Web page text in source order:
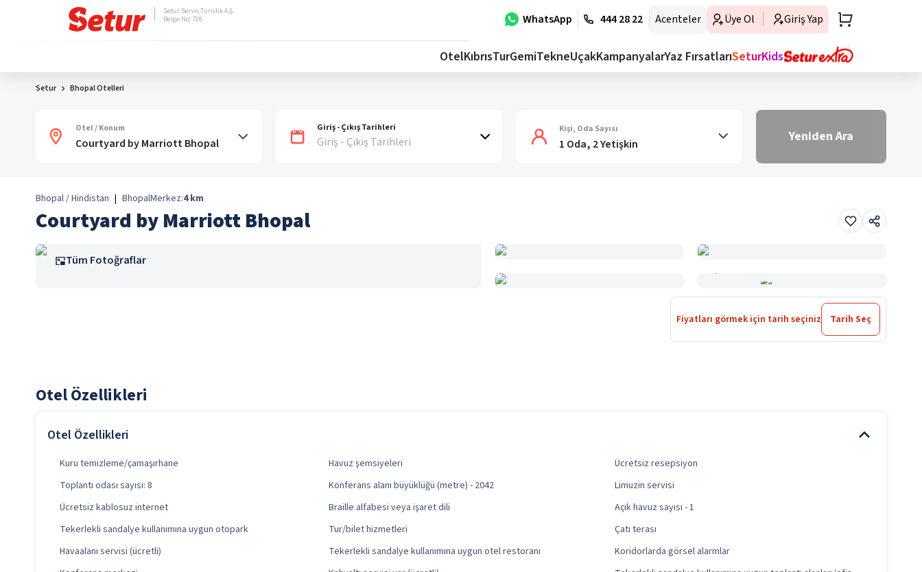
WhatsApp 444 28 22 Acenteler Üye Ol Giriş Yap
Setur Servis Turistik A.Ş.
Belge No: 728
OtelKıbrısTurGemiTekneUçakKampanyalarYaz FırsatlarıSeturKids
Setur Bhopal Otelleri
Otel / Konum Giriş - Çıkış Tarihleri
Giriş - Çıkış Tarihleri
Kişi, Oda Sayısı
1 Oda, 2 Yetişkin Yeniden Ara
Bhopal / Hindistan | BhopalMerkez:4 km
Courtyard by Marriott Bhopal
Tüm Fotoğraflar
Fiyatları görmek için tarih seçiniz Tarih Seç
Otel Özellikleri
Otel Özellikleri
Kuru temizleme/çamaşırhane Havuz şemsiyeleri
Ücretsiz resepsiyon
Toplantı odası sayısı: 8
Konferans alanı büyüklüğü (metre) - 2042
Limuzin servisi
Ücretsiz kablosuz internet
Braille alfabesi veya işaret dili
Açık havuz sayısı - 1
Tekerlekli sandalye kullanımına uygun otopark
Tur/bilet hizmetleri
Çatı terası
Havaalanı servisi (ücretli)
Tekerlekli sandalye kullanımına uygun otel restoranı
Koridorlarda görsel alarmlar